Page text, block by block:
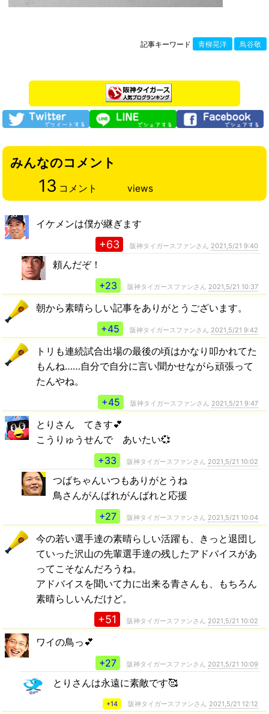
記事キーワード 青柳晃洋 鳥谷敬
みんなのコメント
13 コメント views
イケメンは僕が継ぎます
+63 阪神タイガースファンさん 2021,5/21 9:40
頼んだぞ！
+23
阪神タイガースファンさん 2021,5/21 10:37
朝から素晴らしい記事をありがとうございます。
+45
阪神タイガースファンさん 2021,5/21 9:42
トリも連続試合出場の最後の頃はかなり叩かれてた
もんね……自分で自分に言い聞かせながら頑張って
たんやね。
+45
阪神タイガースファンさん 2021,5/21 9:47
とりさん てきす💕
こうりゅうせんで あいたい💞
+33
阪神タイガースファンさん 2021,5/21 10:02
つばちゃんいつもありがとうね
鳥さんがんばれがんばれと応援
+27
阪神タイガースファンさん 2021,5/21 10:04
今の若い選手達の素晴らしい活躍も、きっと退団し
ていった沢山の先輩選手達の残したアドバイスがあ
ってこそなんだろうね。
アドバイスを聞いて力に出来る青さんも、もちろん
素晴らしいんだけど。
+51 阪神タイガースファンさん 2021,5/21 10:02
ワイの鳥っ💕
+27
阪神タイガースファンさん 2021,5/21 10:09
とりさんは永遠に素敵です🥰
+14 阪神タイガースファンさん 2021,5/21 12:12